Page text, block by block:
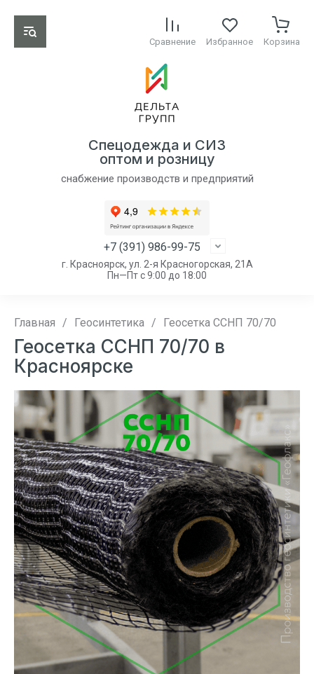
Спецодежда и СИЗ
оптом и розницу
снабжение производств и предприятий
+7 (391) 986-99-75
г. Красноярск, ул. 2-я Красногорская, 21А
Пн—Пт с 9:00 до 18:00
Сравнение Избранное Корзина
Главная / Геосинтетика / Геосетка ССНП 70/70
Геосетка ССНП 70/70 в
Красноярске